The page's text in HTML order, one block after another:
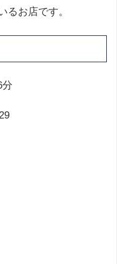
るお店です。